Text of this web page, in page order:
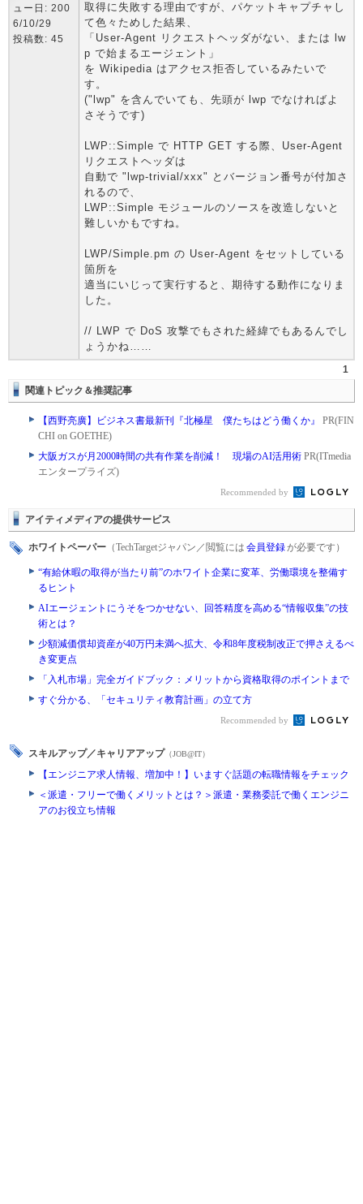
ュー日: 200
6/10/29
投稿数: 45
取得に失敗する理由ですが、パケットキャプチャし
て色々ためした結果、
「User-Agent リクエストヘッダがない、または lw
p で始まるエージェント」
を Wikipedia はアクセス拒否しているみたいで
す。
("lwp" を含んでいても、先頭が lwp でなければよ
さそうです)
LWP::Simple で HTTP GET する際、User-Agent
リクエストヘッダは
自動で "lwp-trivial/xxx" とバージョン番号が付加さ
れるので、
LWP::Simple モジュールのソースを改造しないと
難しいかもですね。
LWP/Simple.pm の User-Agent をセットしている
箇所を
適当にいじって実行すると、期待する動作になりま
した。
// LWP で DoS 攻撃でもされた経緯でもあるんでし
ょうかね……
1
関連トピック＆推奨記事
【西野亮廣】ビジネス書最新刊『北極星 僕たちはどう働くか』 PR(FIN
CHI on GOETHE)
大阪ガスが月2000時間の共有作業を削減！ 現場のAI活用術 PR(ITmedia
エンタープライズ)
Recommended by
アイティメディアの提供サービス
ホワイトペーパー （TechTargetジャパン／閲覧には 会員登録が必要です）
“有給休暇の取得が当たり前”のホワイト企業に変革、労働環境を整備す
るヒント
AIエージェントにうそをつかせない、回答精度を高める“情報収集”の技
術とは？
少額減価償却資産が40万円未満へ拡大、令和8年度税制改正で押さえるべ
き変更点
「入札市場」完全ガイドブック：メリットから資格取得のポイントまで
すぐ分かる、「セキュリティ教育計画」の立て方
Recommended by
スキルアップ／キャリアアップ （JOB@IT）
【エンジニア求人情報、増加中！】いますぐ話題の転職情報をチェック
＜派遣・フリーで働くメリットとは？＞派遣・業務委託で働くエンジニ
アのお役立ち情報